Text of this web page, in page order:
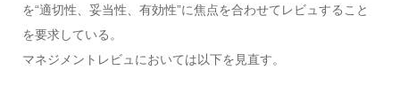
を“適切性、妥当性、有効性”に焦点を合わせてレビュすること
を要求している。
マネジメントレビュにおいては以下を見直す。